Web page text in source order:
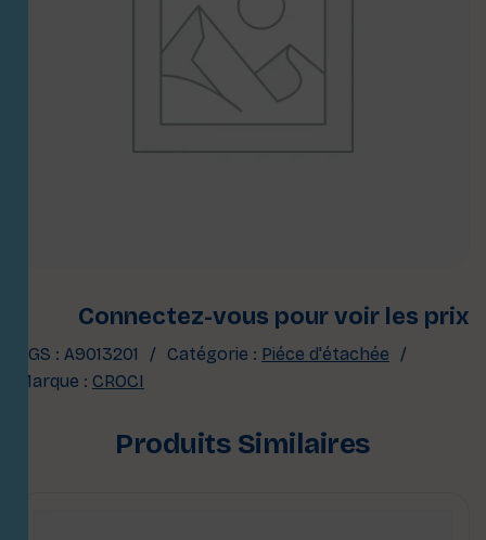
Connectez-vous pour voir les prix
UGS : A9013201 Catégorie : Piéce d'étachée
Marque : CROCI
Produits Similaires